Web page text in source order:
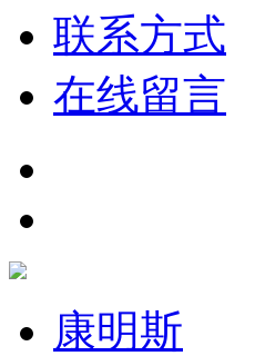
联系方式
在线留言
康明斯